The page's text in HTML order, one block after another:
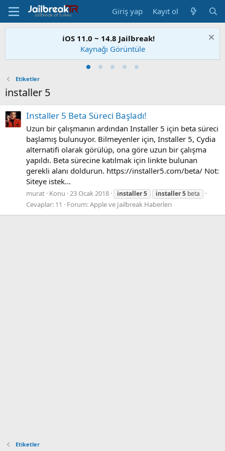
Giriş yap Kayıt ol
iOS 11.0 ~ 14.8 Jailbreak!
Kaynağı Görüntüle
Etiketler
installer 5
Installer 5 Beta Süreci Başladı!
Uzun bir çalışmanın ardından Installer 5 için beta süreci
başlamış bulunuyor. Bilmeyenler için, Installer 5, Cydia
alternatifi olarak görülüp, ona göre uzun bir çalışma
yapıldı. Beta sürecine katılmak için linkte bulunan
gerekli alanı doldurun. https://installer5.com/beta/ Not:
Siteye istek...
murat Konu 23 Ocak 2018 installer5 installer5 beta
Cevaplar: 11 Forum:Apple ve Jailbreak Haberleri
Etiketler